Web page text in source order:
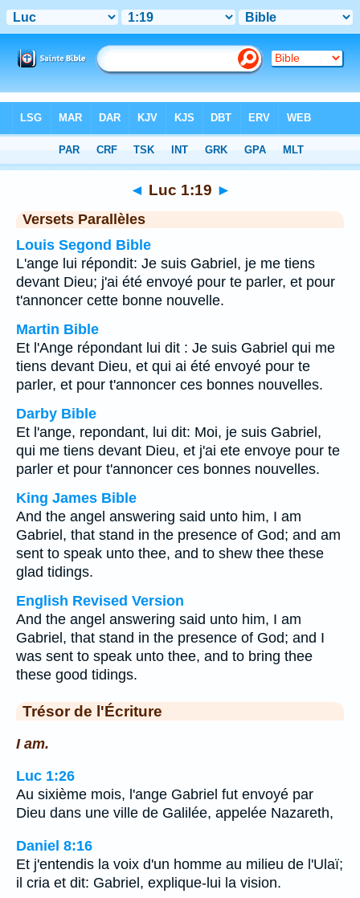
Chapitre 1 > Verset 19
◄ Luc 1:19 ►
Versets Parallèles
Louis Segond Bible
L'ange lui répondit: Je suis Gabriel, je me tiens
devant Dieu; j'ai été envoyé pour te parler, et pour
t'annoncer cette bonne nouvelle.
Martin Bible
Et l'Ange répondant lui dit : Je suis Gabriel qui me
tiens devant Dieu, et qui ai été envoyé pour te
parler, et pour t'annoncer ces bonnes nouvelles.
Darby Bible
Et l'ange, repondant, lui dit: Moi, je suis Gabriel,
qui me tiens devant Dieu, et j'ai ete envoye pour te
parler et pour t'annoncer ces bonnes nouvelles.
King James Bible
And the angel answering said unto him, I am
Gabriel, that stand in the presence of God; and am
sent to speak unto thee, and to shew thee these
glad tidings.
English Revised Version
And the angel answering said unto him, I am
Gabriel, that stand in the presence of God; and I
was sent to speak unto thee, and to bring thee
these good tidings.
Trésor de l'Écriture
I am.
Luc 1:26
Au sixième mois, l'ange Gabriel fut envoyé par
Dieu dans une ville de Galilée, appelée Nazareth,
Daniel 8:16
Et j'entendis la voix d'un homme au milieu de l'Ulaï;
il cria et dit: Gabriel, explique-lui la vision.